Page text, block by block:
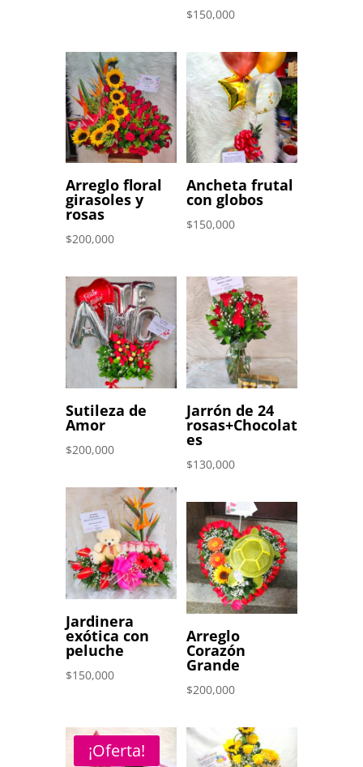
$150,000
Arreglo floral
girasoles y
rosas
$200,000
Ancheta frutal
con globos
$150,000
Sutileza de
Amor
$200,000
Jarrón de 24
rosas+Chocolat
es
$130,000
Jardinera
exótica con
peluche
$150,000
Arreglo
Corazón
Grande
$200,000
¡Oferta!